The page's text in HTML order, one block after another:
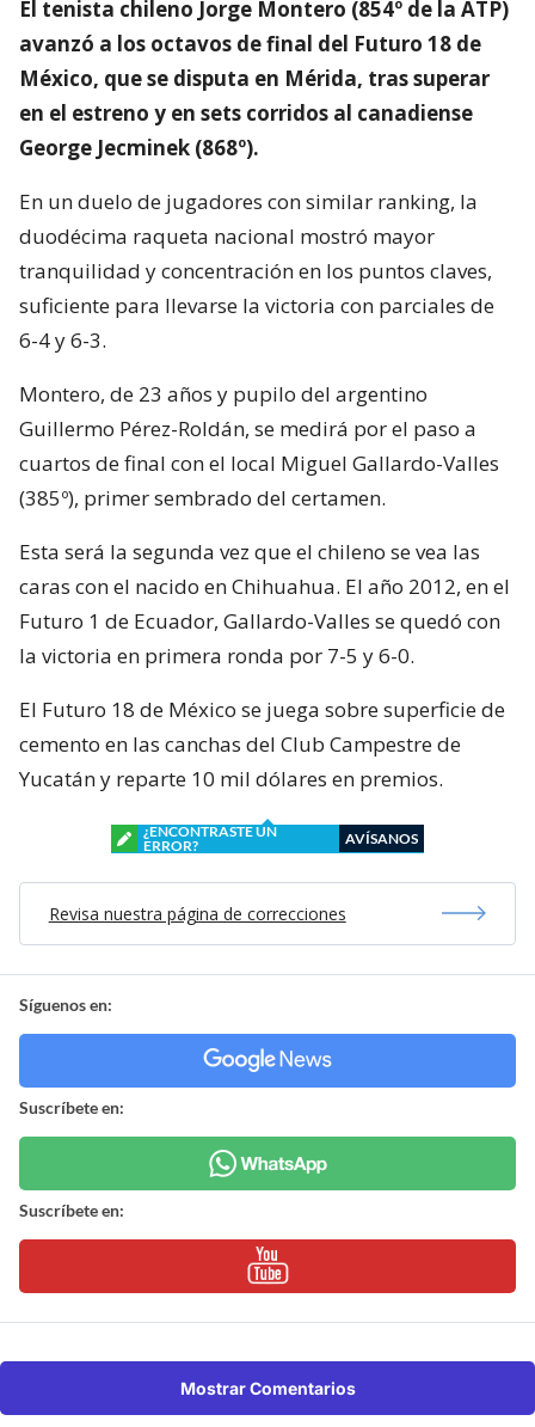
El tenista chileno Jorge Montero (854º de la ATP)
avanzó a los octavos de final del Futuro 18 de
México, que se disputa en Mérida, tras superar
en el estreno y en sets corridos al canadiense
George Jecminek (868º).
En un duelo de jugadores con similar ranking, la
duodécima raqueta nacional mostró mayor
tranquilidad y concentración en los puntos claves,
suficiente para llevarse la victoria con parciales de
6-4 y 6-3.
Montero, de 23 años y pupilo del argentino
Guillermo Pérez-Roldán, se medirá por el paso a
cuartos de final con el local Miguel Gallardo-Valles
(385º), primer sembrado del certamen.
Esta será la segunda vez que el chileno se vea las
caras con el nacido en Chihuahua. El año 2012, en el
Futuro 1 de Ecuador, Gallardo-Valles se quedó con
la victoria en primera ronda por 7-5 y 6-0.
El Futuro 18 de México se juega sobre superficie de
cemento en las canchas del Club Campestre de
Yucatán y reparte 10 mil dólares en premios.
¿ENCONTRASTE UN
ERROR?
AVÍSANOS
Revisa nuestra página de correcciones
Síguenos en:
Suscríbete en:
Suscríbete en:
Mostrar Comentarios